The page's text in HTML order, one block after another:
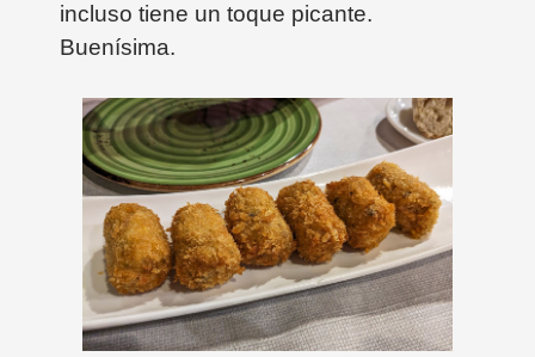
incluso tiene un toque picante.
Buenísima.